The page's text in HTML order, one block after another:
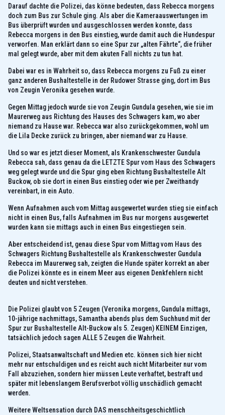
Darauf dachte die Polizei, das könne bedeuten, dass Rebecca morgens
doch zum Bus zur Schule ging. Als aber die Kameraauswertungen im
Bus überprüft wurden und ausgeschlossen werden konnte, dass
Rebecca morgens in den Bus einstieg, wurde damit auch die Hundespur
verworfen. Man erklärt dann so eine Spur zur „alten Fährte“, die früher
mal gelegt wurde, aber mit dem akuten Fall nichts zu tun hat.
Dabei war es in Wahrheit so, dass Rebecca morgens zu Fuß zu einer
ganz anderen Bushaltestelle in der Rudower Strasse ging, dort im Bus
von Zeugin Veronika gesehen wurde.
Gegen Mittag jedoch wurde sie von Zeugin Gundula gesehen, wie sie im
Maurerweg aus Richtung des Hauses des Schwagers kam, wo aber
niemand zu Hause war. Rebecca war also zurückgekommen, wohl um
die Lila Decke zurück zu bringen, aber niemand war zu Hause.
Und so war es jetzt dieser Moment, als Krankenschwester Gundula
Rebecca sah, dass genau da die LETZTE Spur vom Haus des Schwagers
weg gelegt wurde und die Spur ging eben Richtung Bushaltestelle Alt
Buckow, ob sie dort in einen Bus einstieg oder wie per Zweithandy
vereinbart, in ein Auto.
Wenn Aufnahmen auch vom Mittag ausgewertet wurden stieg sie einfach
nicht in einen Bus, falls Aufnahmen im Bus nur morgens ausgewertet
wurden kann sie mittags auch in einen Bus eingestiegen sein.
Aber entscheidend ist, genau diese Spur vom Mittag vom Haus des
Schwagers Richtung Bushaltestelle als Krankenschwester Gundula
Rebecca im Maurerweg sah, zeigten die Hunde später korrekt an aber
die Polizei könnte es in einem Meer aus eigenen Denkfehlern nicht
deuten und nicht verstehen.
Die Polizei glaubt von 5 Zeugen (Veronika morgens, Gundula mittags,
10-jährige nachmittags, Samantha abends plus dem Suchhund mit der
Spur zur Bushaltestelle Alt-Buckow als 5. Zeugen) KEINEM Einzigen,
tatsächlich jedoch sagen ALLE 5 Zeugen die Wahrheit.
Polizei, Staatsanwaltschaft und Medien etc. können sich hier nicht
mehr nur entschuldigen und es reicht auch nicht Mitarbeiter nur vom
Fall abzuziehen, sondern hier müssen Leute verhaftet, bestraft und
später mit lebenslangem Berufsverbot völlig unschädlich gemacht
werden.
Weitere Weltsensation durch DAS menschheitsgeschichtlich